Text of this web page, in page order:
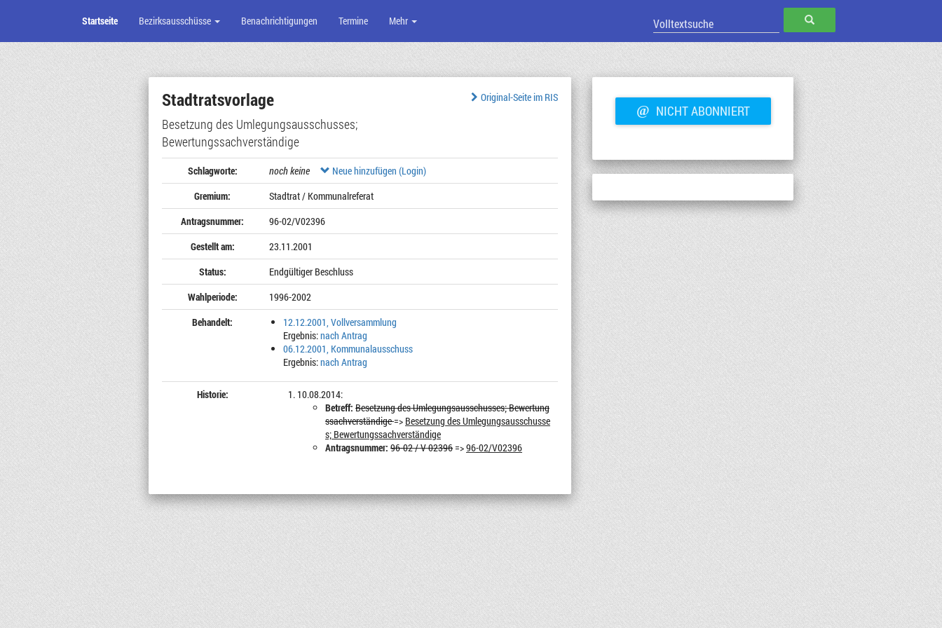
Zum
Seiteninhalt
SUCHEN
Startseite Bezirksausschüsse Benachrichtigungen Termine Mehr
Original-Seite im RIS
Stadtratsvorlage
Besetzung des Umlegungsausschusses;
Bewertungssachverständige
Schlagworte: noch keine
Neue hinzufügen (Login)
Gremium:
Stadtrat / Kommunalreferat
Antragsnummer:
96-02/V02396
Gestellt am:
23.11.2001
Status:
Endgültiger Beschluss
Wahlperiode:
1996-2002
Behandelt:
12.12.2001, Vollversammlung
Ergebnis:nach Antrag
06.12.2001, Kommunalausschuss
Ergebnis:nach Antrag
Historie:
10.08.2014:
Betreff: Besetzung des Umlegungsausschusses; Bewertung
ssachverständige=> Besetzung des Umlegungsausschusse
s; Bewertungssachverständige
Antragsnummer: 96-02 / V 02396=>96-02/V02396
@ NICHT ABONNIERT